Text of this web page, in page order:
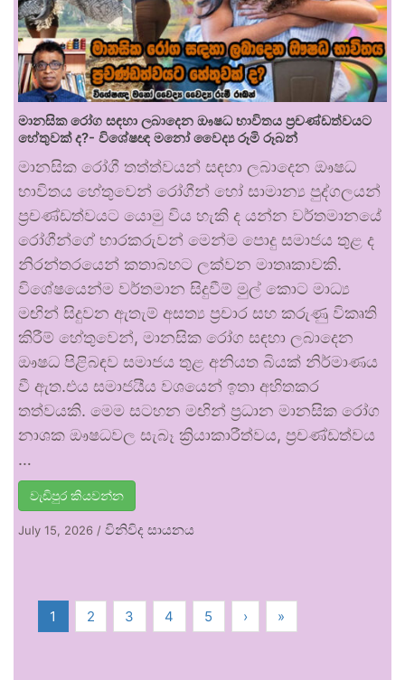
මානසික රෝග සඳහා ලබාදෙන ඖෂධ භාවිතය ප්‍රචණ්ඩත්වයට
හේතුවක් ද?- විශේෂඥ මනෝ වෛද්‍ය රූමි රූබන්
මානසික රෝගී තත්ත්වයන් සඳහා ලබාදෙන ඖෂධ
භාවිතය හේතුවෙන් රෝගීන් හෝ සාමාන්‍ය පුද්ගලයන්
ප්‍රචණ්ඩත්වයට යොමු විය හැකි ද යන්න වර්තමානයේ
රෝගීන්ගේ භාරකරුවන් මෙන්ම පොදු සමාජය තුළ ද
නිරන්තරයෙන් කතාබහට ලක්වන මාතෘකාවකි.
විශේෂයෙන්ම වර්තමාන සිදුවීම් මුල් කොට මාධ්‍ය
මඟින් සිදුවන ඇතැම් අසත්‍ය ප්‍රචාර සහ කරුණු විකෘති
කිරීම් හේතුවෙන්, මානසික රෝග සඳහා ලබාදෙන
ඖෂධ පිළිබඳව සමාජය තුළ අනියත බියක් නිර්මාණය
වී ඇත.එය සමාජයීය වශයෙන් ඉතා අහිතකර
තත්වයකි. මෙම සටහන මඟින් ප්‍රධාන මානසික රෝග
නාශක ඖෂධවල සැබෑ ක්‍රියාකාරීත්වය, ප්‍රචණ්ඩත්වය
…
වැඩිපුර කියවන්න
July 15, 2026 / විනිවිද සායනය
1 2 3 4 5 › »